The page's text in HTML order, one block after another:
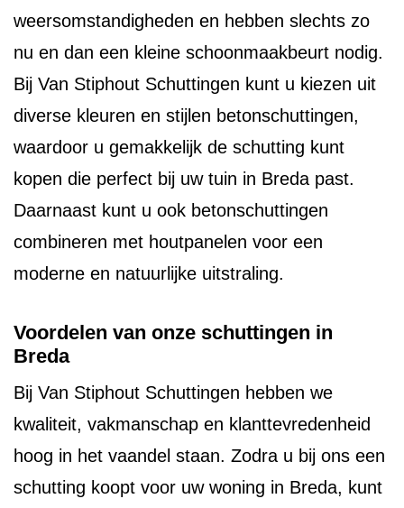
weersomstandigheden en hebben slechts zo
nu en dan een kleine schoonmaakbeurt nodig.
Bij Van Stiphout Schuttingen kunt u kiezen uit
diverse kleuren en stijlen betonschuttingen,
waardoor u gemakkelijk de schutting kunt
kopen die perfect bij uw tuin in Breda past.
Daarnaast kunt u ook betonschuttingen
combineren met houtpanelen voor een
moderne en natuurlijke uitstraling.
Voordelen van onze schuttingen in
Breda
Bij Van Stiphout Schuttingen hebben we
kwaliteit, vakmanschap en klanttevredenheid
hoog in het vaandel staan. Zodra u bij ons een
schutting koopt voor uw woning in Breda, kunt